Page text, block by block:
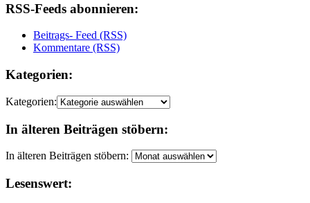
RSS-Feeds abonnieren:
Beitrags- Feed (RSS)
Kommentare (RSS)
Kategorien:
Kategorien:
In älteren Beiträgen stöbern:
In älteren Beiträgen stöbern:
Lesenswert: